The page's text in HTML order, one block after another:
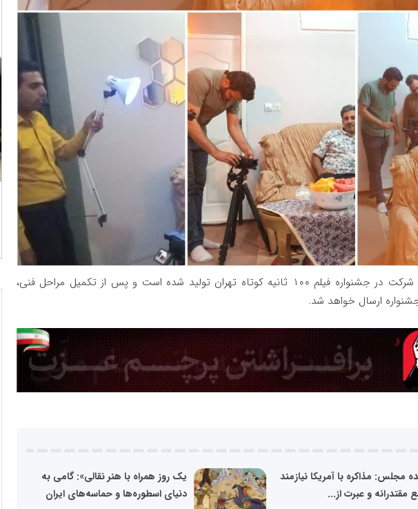
این اثر سینمایی با هدف شرکت در جشنواره فیلم ۱۰۰ ثانیه کوتاه تهران تولید شده است و پس از تکمیل مراحل فنی،
ارسال خواهد شد.
مجلس: مذاکره با آمریکا نیازمند
مقتدرانه و عبرت از...
یک روز همراه با هنر نقالی»: گامی به
دنیای اسطوره‌ها و حماسه‌های ایران